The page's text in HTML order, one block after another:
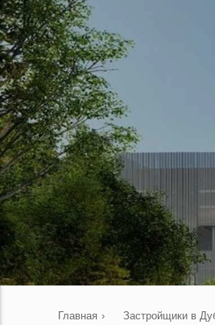
Главная › Застройщики в